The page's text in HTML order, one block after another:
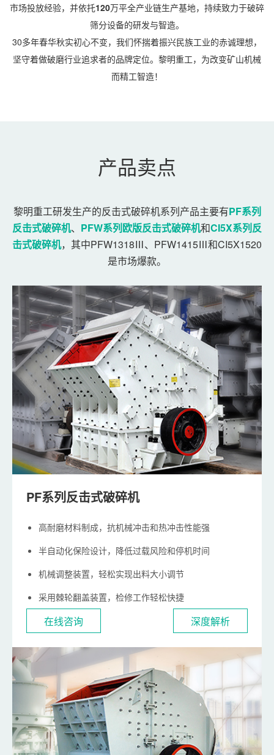
市场投放经验，并依托120万平全产业链生产基地，持续致力于破碎
筛分设备的研发与智造。
30多年春华秋实初心不变，我们怀揣着振兴民族工业的赤诚理想，
坚守着做破磨行业追求者的品牌定位。黎明重工，为改变矿山机械
而精工智造！
产品卖点
黎明重工研发生产的反击式破碎机系列产品主要有PF系列
反击式破碎机、 PFW系列欧版反击式破碎机和CI5X系列反
击式破碎机，其中PFW1318Ⅲ、PFW1415Ⅲ和CI5X1520
是市场爆款。
PF系列反击式破碎机
高耐磨材料制成，抗机械冲击和热冲击性能强
半自动化保险设计，降低过载风险和停机时间
机械调整装置，轻松实现出料大小调节
采用棘轮翻盖装置，检修工作轻松快捷
在线咨询 深度解析